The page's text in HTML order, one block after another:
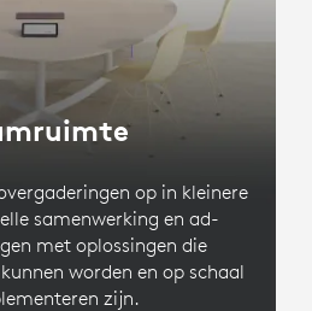
op in kleinere
samenwerking en ad-
met oplossingen die
worden en op schaal
zijn.